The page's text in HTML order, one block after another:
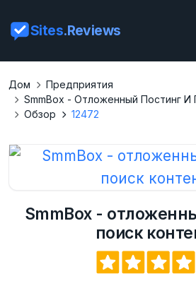
Sites.Reviews
Дом
Предприятия
SmmBox - Отложенный Постинг И
Обзор
12472
SmmBox -
поиск